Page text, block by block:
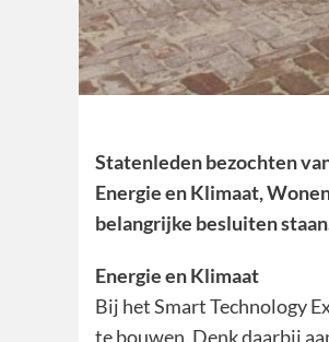
Statenleden bezochten
Energie en Klimaat,
belangrijke besluiten
Energie en Klimaat
Bij het Smart Technology
te bouwen. Denk daarbij